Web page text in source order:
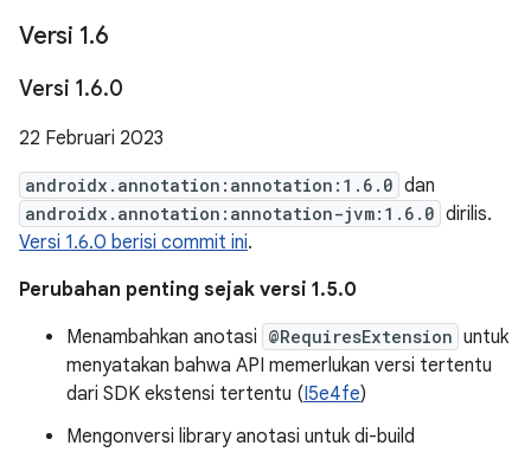
Versi 1.6
Versi 1.6.0
22 Februari 2023
androidx.annotation:annotation:1.6.0 dan
androidx.annotation:annotation-jvm:1.6.0 dirilis.
Versi 1.6.0 berisi commit ini.
Perubahan penting sejak versi 1.5.0
Menambahkan anotasi @RequiresExtension untuk
menyatakan bahwa API memerlukan versi tertentu
dari SDK ekstensi tertentu (I5e4fe)
Mengonversi library anotasi untuk di-build